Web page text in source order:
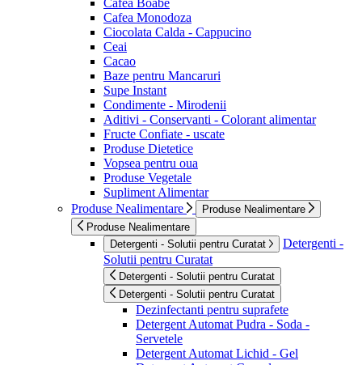
Cafea Monodoza
Ciocolata Calda - Cappucino
Ceai
Cacao
Baze pentru Mancaruri
Supe Instant
Condimente - Mirodenii
Aditivi - Conservanti - Colorant alimentar
Fructe Confiate - uscate
Produse Dietetice
Vopsea pentru oua
Produse Vegetale
Supliment Alimentar
Produse Nealimentare
Produse Nealimentare
Produse Nealimentare
Detergenti - Solutii pentru Curatat
Detergenti -
Solutii pentru Curatat
Detergenti - Solutii pentru Curatat
Detergenti - Solutii pentru Curatat
Dezinfectanti pentru suprafete
Detergent Automat Pudra - Soda -
Servetele
Detergent Automat Lichid - Gel